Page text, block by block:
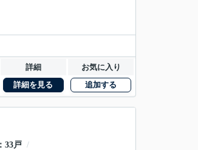
詳細
お気に入り
詳細を見る 追加する
33戸